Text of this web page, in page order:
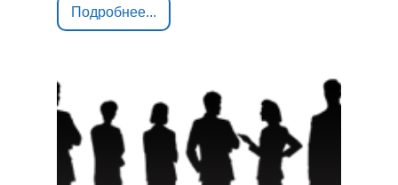
Подробнее...